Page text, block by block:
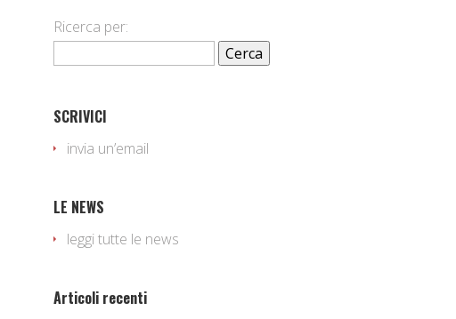
Ricerca per:
SCRIVICI
invia un’email
LE NEWS
leggi tutte le news
Articoli recenti